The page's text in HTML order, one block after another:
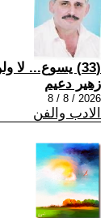
(33) يسوع... لا ولن أبدّلك بكلّ مجد الدنيا
زهير دعيم
2026 / 8 / 8
الادب والفن